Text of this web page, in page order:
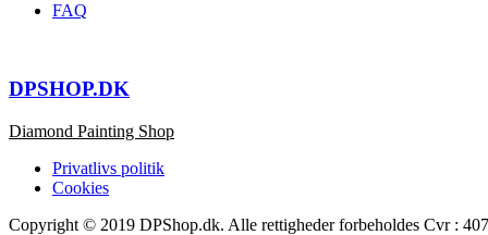
FAQ
DPSHOP.DK
Diamond Painting Shop
Privatlivs politik
Cookies
Copyright © 2019 DPShop.dk. Alle rettigheder forbeholdes Cvr :